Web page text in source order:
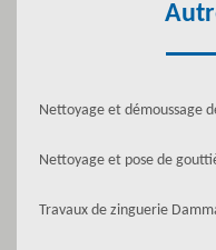
Nettoyage et démoussage
Nettoyage et pose de
Travaux de zinguerie